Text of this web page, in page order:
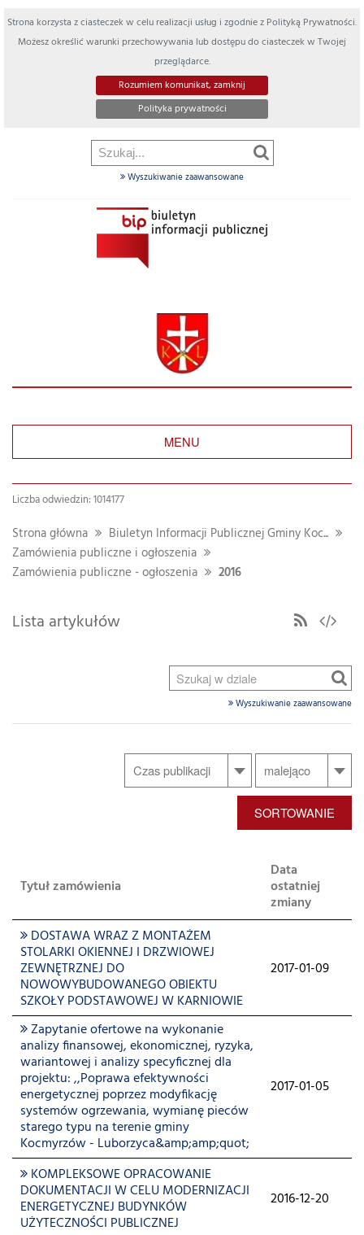
Strona korzysta z ciasteczek w celu realizacji usług i zgodnie z Polityką Prywatności.
Możesz określić warunki przechowywania lub dostępu do ciasteczek w Twojej
przeglądarce.
Rozumiem komunikat, zamknij
Polityka prywatności
Wyszukiwanie zaawansowane
MENU
Liczba odwiedzin: 1014177
Strona główna
Biuletyn Informacji Publicznej Gminy Koc...
Zamówienia publiczne i ogłoszenia
Zamówienia publiczne - ogłoszenia
2016
Lista artykułów
Wyszukiwanie zaawansowane
SORTOWANIE
Tytuł zamówienia
Data
ostatniej
zmiany
DOSTAWA WRAZ Z MONTAŻEM
STOLARKI OKIENNEJ I DRZWIOWEJ
ZEWNĘTRZNEJ DO
NOWOWYBUDOWANEGO OBIEKTU
SZKOŁY PODSTAWOWEJ W KARNIOWIE
2017-01-09
Zapytanie ofertowe na wykonanie
analizy finansowej, ekonomicznej, ryzyka,
wariantowej i analizy specyficznej dla
projektu: ,,Poprawa efektywności
energetycznej poprzez modyfikację
systemów ogrzewania, wymianę pieców
starego typu na terenie gminy
Kocmyrzów - Luborzyca&amp;amp;quot;
2017-01-05
KOMPLEKSOWE OPRACOWANIE
DOKUMENTACJI W CELU MODERNIZACJI
ENERGETYCZNEJ BUDYNKÓW
UŻYTECZNOŚCI PUBLICZNEJ
2016-12-20